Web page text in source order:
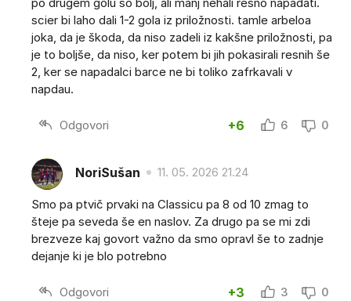
po drugem golu so bolj, ali manj nehali resno napadati.
scier bi laho dali 1-2 gola iz priložnosti. tamle arbeloa
joka, da je škoda, da niso zadeli iz kakšne priložnosti, pa
je to boljše, da niso, ker potem bi jih pokasirali resnih še
2, ker se napadalci barce ne bi toliko zafrkavali v
napdau.
Odgovori +6 6 0
NoriSušan 11. 05. 2026 21.24
Smo pa ptvič prvaki na Classicu pa 8 od 10 zmag to
šteje pa seveda še en naslov. Za drugo pa se mi zdi
brezveze kaj govort važno da smo opravl še to zadnje
dejanje ki je blo potrebno
Odgovori +3 3 0